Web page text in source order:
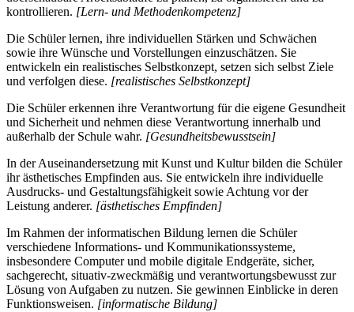
kontrollieren. [Lern- und Methodenkompetenz]
Die Schüler lernen, ihre individuellen Stärken und Schwächen
sowie ihre Wünsche und Vorstellungen einzuschätzen. Sie
entwickeln ein realistisches Selbstkonzept, setzen sich selbst Ziele
und verfolgen diese. [realistisches Selbstkonzept]
Die Schüler erkennen ihre Verantwortung für die eigene Gesundheit
und Sicherheit und nehmen diese Verantwortung innerhalb und
außerhalb der Schule wahr. [Gesundheitsbewusstsein]
In der Auseinandersetzung mit Kunst und Kultur bilden die Schüler
ihr ästhetisches Empfinden aus. Sie entwickeln ihre individuelle
Ausdrucks- und Gestaltungsfähigkeit sowie Achtung vor der
Leistung anderer. [ästhetisches Empfinden]
Im Rahmen der informatischen Bildung lernen die Schüler
verschiedene Informations- und Kommunikationssysteme,
insbesondere Computer und mobile digitale Endgeräte, sicher,
sachgerecht, situativ-zweckmäßig und verantwortungsbewusst zur
Lösung von Aufgaben zu nutzen. Sie gewinnen Einblicke in deren
Funktionsweisen. [informatische Bildung]